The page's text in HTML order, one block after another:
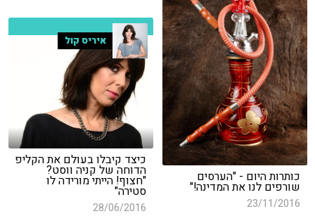
כותרות היום - "הערסים
שורפים לנו את המדינה!"
23/11/2016
איריס קול
כיצד קיבלו בעולם את הקליפ
הדוחה של קניה ווסט?
"חצוף! הייתי מורידה לו
סטירה"
28/06/2016